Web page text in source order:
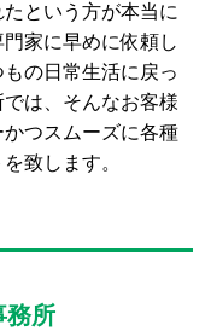
という方が本当に
家に早めに依頼し
の日常生活に戻っ
は、そんなお客様
つスムーズに各種
致します。
務所